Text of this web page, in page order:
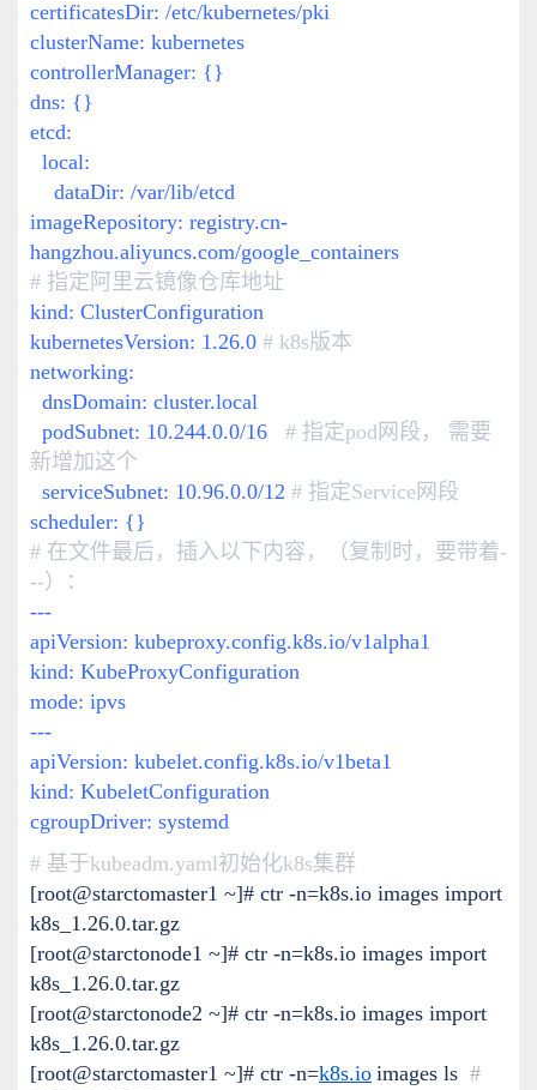
certificatesDir: /etc/kubernetes/pki
clusterName: kubernetes
controllerManager: {}
dns: {}
etcd:
local:
dataDir: /var/lib/etcd
imageRepository: registry.cn-
hangzhou.aliyuncs.com/google_containers
# 指定阿里云镜像仓库地址
kind: ClusterConfiguration
kubernetesVersion: 1.26.0 # k8s版本
networking:
dnsDomain: cluster.local
podSubnet: 10.244.0.0/16 # 指定pod网段， 需要
新增加这个
serviceSubnet: 10.96.0.0/12 # 指定Service网段
scheduler: {}
# 在文件最后，插入以下内容，（复制时，要带着-
--）：
---
apiVersion: kubeproxy.config.k8s.io/v1alpha1
kind: KubeProxyConfiguration
mode: ipvs
---
apiVersion: kubelet.config.k8s.io/v1beta1
kind: KubeletConfiguration
cgroupDriver: systemd
# 基于kubeadm.yaml初始化k8s集群
[root@starctomaster1 ~]# ctr -n=k8s.io images import
k8s_1.26.0.tar.gz
[root@starctonode1 ~]# ctr -n=k8s.io images import
k8s_1.26.0.tar.gz
[root@starctonode2 ~]# ctr -n=k8s.io images import
k8s_1.26.0.tar.gz
[root@starctomaster1 ~]# ctr -n=k8s.io images ls #